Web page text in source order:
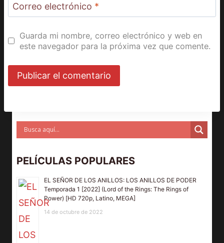
Correo electrónico *
Guarda mi nombre, correo electrónico y web en
este navegador para la próxima vez que comente.
PELÍCULAS POPULARES
EL SEÑOR DE LOS ANILLOS: LOS ANILLOS DE PODER
Temporada 1 [2022] (Lord of the Rings: The Rings of
Power) [HD 720p, Latino, MEGA]
14 de octubre de 2022